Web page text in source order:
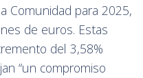
Comunidad para 2025,
de euros. Estas
del 3,58%
“un compromiso